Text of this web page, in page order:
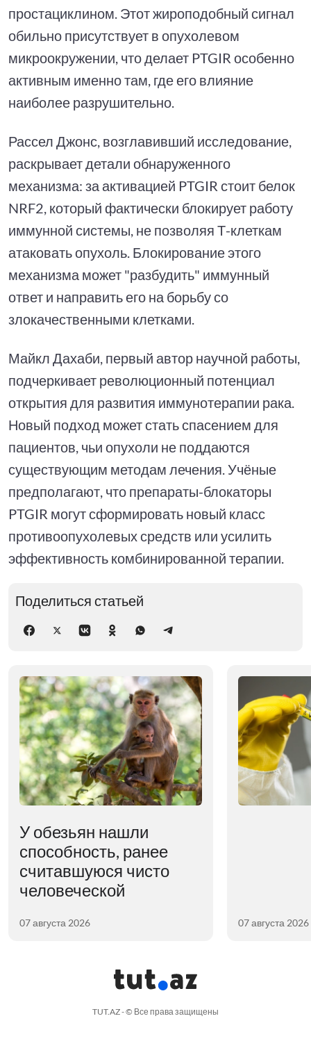
простациклином. Этот жироподобный сигнал
обильно присутствует в опухолевом
микроокружении, что делает PTGIR особенно
активным именно там, где его влияние
наиболее разрушительно.
Рассел Джонс, возглавивший исследование,
раскрывает детали обнаруженного
механизма: за активацией PTGIR стоит белок
NRF2, который фактически блокирует работу
иммунной системы, не позволяя Т-клеткам
атаковать опухоль. Блокирование этого
механизма может "разбудить" иммунный
ответ и направить его на борьбу со
злокачественными клетками.
Майкл Дахаби, первый автор научной работы,
подчеркивает революционный потенциал
открытия для развития иммунотерапии рака.
Новый подход может стать спасением для
пациентов, чьи опухоли не поддаются
существующим методам лечения. Учёные
предполагают, что препараты-блокаторы
PTGIR могут сформировать новый класс
противоопухолевых средств или усилить
эффективность комбинированной терапии.
Поделиться статьей
У обезьян нашли
способность, ранее
считавшуюся чисто
человеческой
07 августа 2026 07 августа 2026
TUT.AZ - © Все права защищены